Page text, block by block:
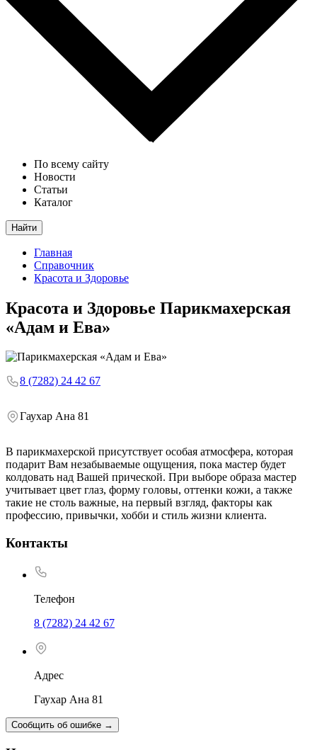
По всему сайту
Новости
Статьи
Каталог
Найти
Главная
Справочник
Красота и Здоровье
Красота и Здоровье Парикмахерская
«Адам и Ева»
8 (7282) 24 42 67
Гаухар Ана 81
В парикмахерской присутствует особая атмосфера, которая
подарит Вам незабываемые ощущения, пока мастер будет
колдовать над Вашей прической. При выборе образа мастер
учитывает цвет глаз, форму головы, оттенки кожи, а также
такие не столь важные, на первый взгляд, факторы как
профессию, привычки, хобби и стиль жизни клиента.
Контакты
Телефон
8 (7282) 24 42 67
Адрес
Гаухар Ана 81
Сообщить об ошибке →